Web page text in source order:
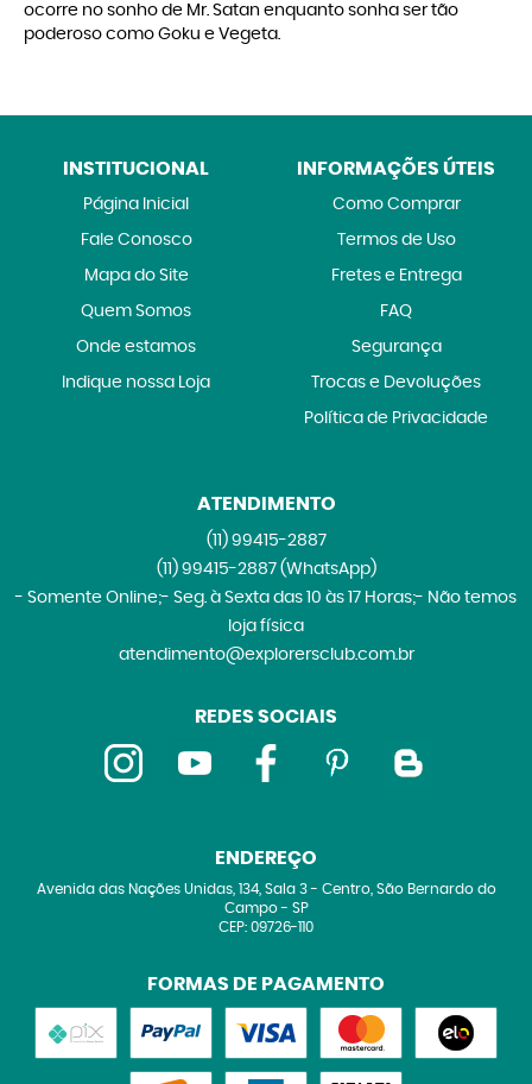
ocorre no sonho de Mr. Satan enquanto sonha ser tão
poderoso como Goku e Vegeta.
INSTITUCIONAL
Página Inicial
Fale Conosco
Mapa do Site
Quem Somos
Onde estamos
Indique nossa Loja
INFORMAÇÕES ÚTEIS
Como Comprar
Termos de Uso
Fretes e Entrega
FAQ
Segurança
Trocas e Devoluções
Política de Privacidade
ATENDIMENTO
(11)99415-2887
(11)99415-2887 (WhatsApp)
- Somente Online;- Seg. à Sexta das 10 às 17 Horas;- Não temos
loja física
atendimento@explorersclub.com.br
REDES SOCIAIS
ENDEREÇO
Avenida das Nações Unidas, 134, Sala 3- Centro, São Bernardo do
Campo- SP
CEP: 09726-110
FORMAS DE PAGAMENTO